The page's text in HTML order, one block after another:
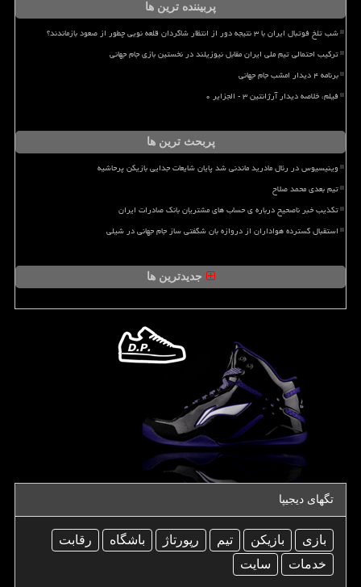
پربیننده ترین ها
شب تلخ فوتبال ایران با ۳ نتیجه دور از انتظار شاگردان قلعه نویی چطور از صعود بازماندند؟
ترکیب احتمالی تیم ملی ایران مقابل نیوزیلند در نخستین بازی جام جهانی
برنامه ۴ دیدار امشب جام جهانی
فیلم، خلاصه دیدار آرژانتین ۳ - الجزایر ۰
پربحث ترین ها
وینیسیوس در رئال مادرید ماندنی شد پایان شایعات جدایی بازیکن پرحاشیه
تیم بعدی محمد صلاح
تکذیب خبر ناصحیح درباره ی حساب های مشتریان بانک صادرات ایران
استقبال گسترده هواداران از دروازه بان شگفتی ساز جام جهانی در شیلی
جدیدترین ها
تگهای دیجیپا
بازی بازیكن تیم رپورتاژ باشگاه
رقابت
خدمات
سایت